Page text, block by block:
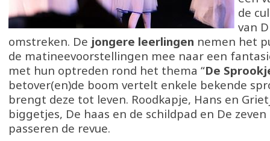
de
van
omstreken. De jongere leerlingen nemen het
de matineevoorstellingen mee naar een
met hun optreden rond het thema “De
betover(en)de boom vertelt enkele bekende
brengt deze tot leven. Roodkapje, Hans en
biggetjes, De haas en de schildpad en De
passeren de revue.